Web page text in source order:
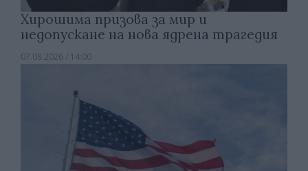
Хирошима призова за мир и
недопускане на нова ядрена трагедия
07.08.2026 / 14:00